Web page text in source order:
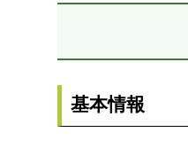
基本情報